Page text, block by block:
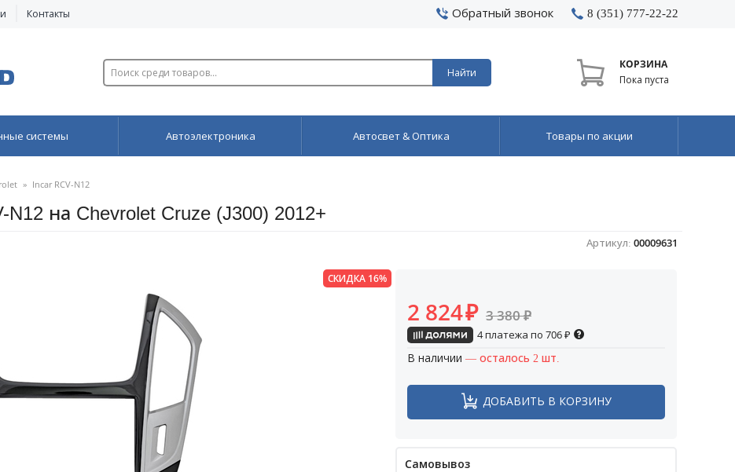
Контакты Обратный звонок 8 (351) 777-22-22
Найти
КОРЗИНА
Пока пуста
системы Автоэлектроника Автосвет & Оптика Товары по акции
» Incar RCV-N12
на Chevrolet Cruze (J300) 2012+
Артикул: 00009631
СКИДКА 16%
2 824₽ 3 380₽
4 платежа по 706₽
В наличии — осталось 2 шт.
ДОБАВИТЬ В КОРЗИНУ
Cамовывоз